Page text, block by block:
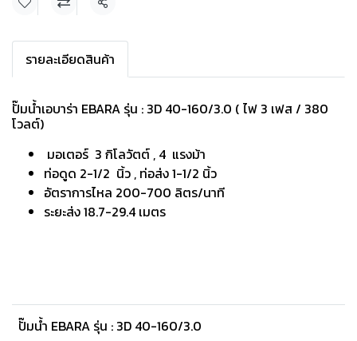
แชร์
รายละเอียดสินค้า
ปั๊มน้ำเอบาร่า EBARA รุ่น : 3D 40-160/3.0 ( ไฟ 3 เฟส / 380
โวลต์)
มอเตอร์ 3 กิโลวัตต์ , 4 แรงม้า
ท่อดูด 2-1/2 นิ้ว , ท่อส่ง 1-1/2 นิ้ว
อัตราการไหล 200-700 ลิตร/นาที
ระยะส่ง 18.7-29.4 เมตร
ปั๊มน้ำ EBARA รุ่น : 3D 40-160/3.0